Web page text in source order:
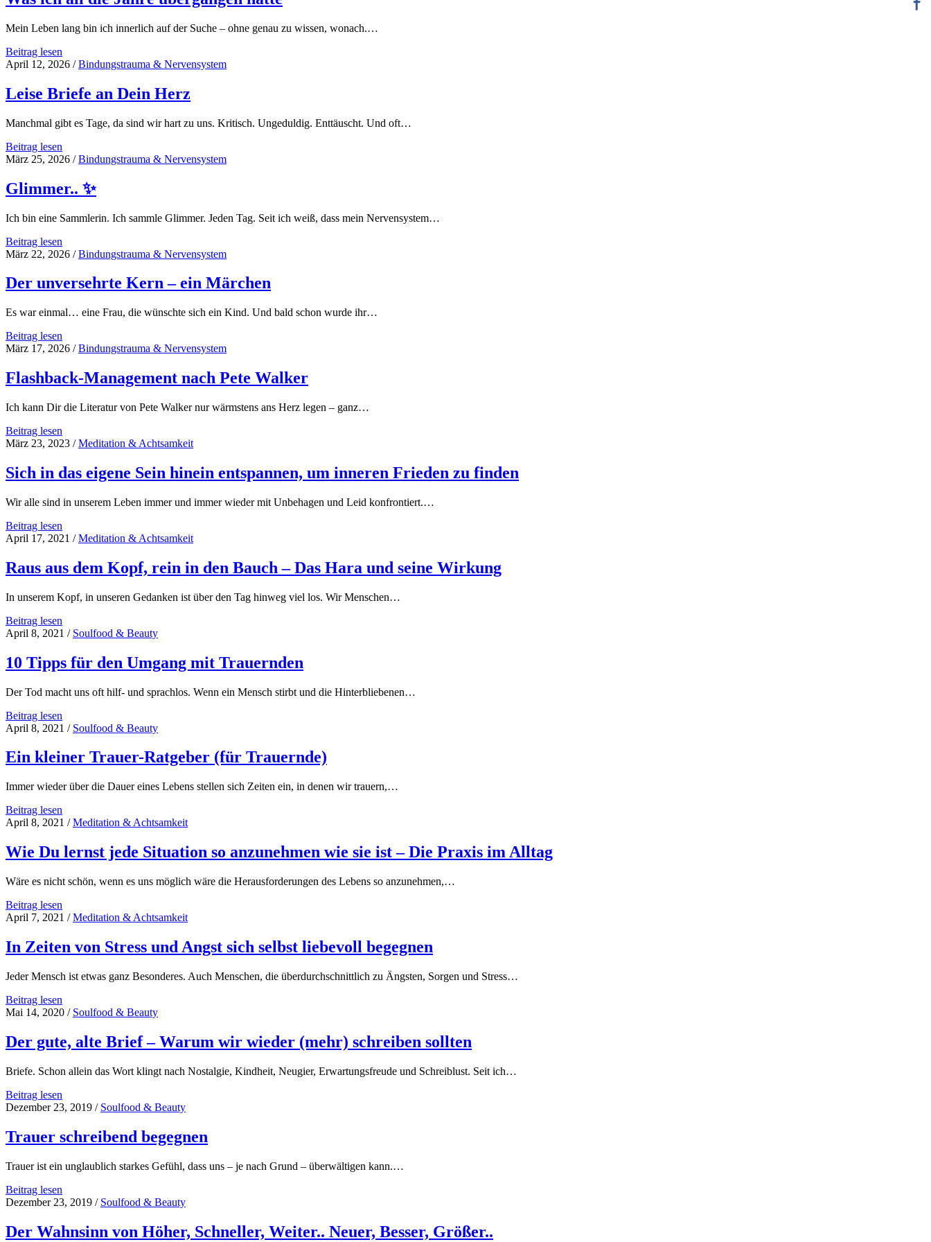
Mein Leben lang bin ich innerlich auf der Suche – ohne genau zu wissen, wonach.…
Beitrag lesen
ich
die
Jahre
hatte
April 12, 2026 /Bindungstrauma & Nervensystem
Leise Briefe an Dein Herz
Manchmal gibt es Tage, da sind wir hart zu uns. Kritisch. Ungeduldig. Enttäuscht. Und oft…
Beitrag lesen
Briefe
Dein
Herz
März 25, 2026 /Bindungstrauma & Nervensystem
Glimmer.. ✨
Ich bin eine Sammlerin. Ich sammle Glimmer. Jeden Tag. Seit ich weiß, dass mein Nervensystem…
Beitrag lesen
✨
März 22, 2026 /Bindungstrauma & Nervensystem
Der unversehrte Kern – ein Märchen
Es war einmal… eine Frau, die wünschte sich ein Kind. Und bald schon wurde ihr…
Beitrag lesen
unversehrte
ein
März 17, 2026 /Bindungstrauma & Nervensystem
Flashback-Management nach Pete Walker
Ich kann Dir die Literatur von Pete Walker nur wärmstens ans Herz legen – ganz…
Beitrag lesen
Management
Pete
Walker
März 23, 2023 /Meditation & Achtsamkeit
Sich in das eigene Sein hinein entspannen, um inneren Frieden zu finden
Wir alle sind in unserem Leben immer und immer wieder mit Unbehagen und Leid konfrontiert.…
Beitrag lesen
in
eigene
Sein
entspannen,
inneren
Frieden
finden
April 17, 2021 /Meditation & Achtsamkeit
Raus aus dem Kopf, rein in den Bauch – Das Hara und seine Wirkung
In unserem Kopf, in unseren Gedanken ist über den Tag hinweg viel los. Wir Menschen…
Beitrag lesen
aus
Kopf,
rein
den
–
Das
und
Wirkung
April 8, 2021 / Soulfood & Beauty
10 Tipps für den Umgang mit Trauernden
Der Tod macht uns oft hilf- und sprachlos. Wenn ein Mensch stirbt und die Hinterbliebenen…
Beitrag lesen
Tipps
den
Umgang
Trauernden
April 8, 2021 / Soulfood & Beauty
Ein kleiner Trauer-Ratgeber (für Trauernde)
Immer wieder über die Dauer eines Lebens stellen sich Zeiten ein, in denen wir trauern,…
Beitrag lesen
kleiner
Ratgeber
(für
April 8, 2021 /Meditation & Achtsamkeit
Wie Du lernst jede Situation so anzunehmen wie sie ist – Die Praxis im Alltag
Wäre es nicht schön, wenn es uns möglich wäre die Herausforderungen des Lebens so anzunehmen,…
Beitrag lesen
Du
Situation
anzunehmen
sie
ist
Die
Praxis
Alltag
April 7, 2021 /Meditation & Achtsamkeit
In Zeiten von Stress und Angst sich selbst liebevoll begegnen
Jeder Mensch ist etwas ganz Besonderes. Auch Menschen, die überdurchschnittlich zu Ängsten, Sorgen und Stress…
Beitrag lesen
Zeiten
Stress
und
sich
liebevoll
begegnen
Mai 14, 2020 / Soulfood & Beauty
Der gute, alte Brief – Warum wir wieder (mehr) schreiben sollten
Briefe. Schon allein das Wort klingt nach Nostalgie, Kindheit, Neugier, Erwartungsfreude und Schreiblust. Seit ich…
Beitrag lesen
gute,
Brief
–
wir
(mehr)
schreiben
Dezember 23, 2019 / Soulfood & Beauty
Trauer schreibend begegnen
Trauer ist ein unglaublich starkes Gefühl, dass uns – je nach Grund – überwältigen kann.…
Beitrag lesen
schreibend
Dezember 23, 2019 / Soulfood & Beauty
Der Wahnsinn von Höher, Schneller, Weiter.. Neuer, Besser, Größer..